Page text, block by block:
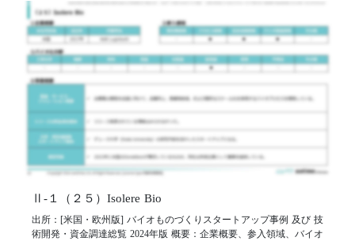
Ⅱ-１（２５）Isolere Bio
出所：[米国・欧州版] バイオものづくりスタートアップ事例 及び 技
術開発・資金調達総覧 2024年版 概要：企業概要、参入領域、バイオ